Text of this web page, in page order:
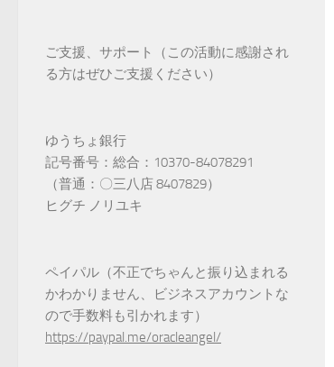
ご支援、サポート（この活動に感謝され
る方はぜひご支援ください）
ゆうちょ銀行
記号番号：総合：10370-84078291
（普通：〇三八店 8407829）
ヒグチ ノリユキ
ペイパル（不正でちゃんと振り込まれる
かわかりません、ビジネスアカウントな
ので手数料も引かれます）
https://paypal.me/oracleangel/